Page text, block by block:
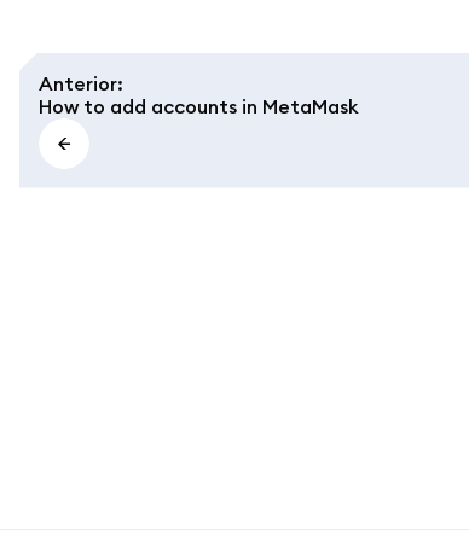
Anterior:
How to add accounts in MetaMask